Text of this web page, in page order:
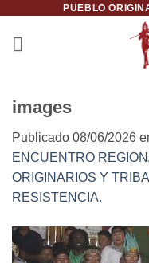
contenido
PUEBLO
images
Publicado 08/06/2026
ENCUENTRO
ORIGINARIOS Y
RESISTENCIA.